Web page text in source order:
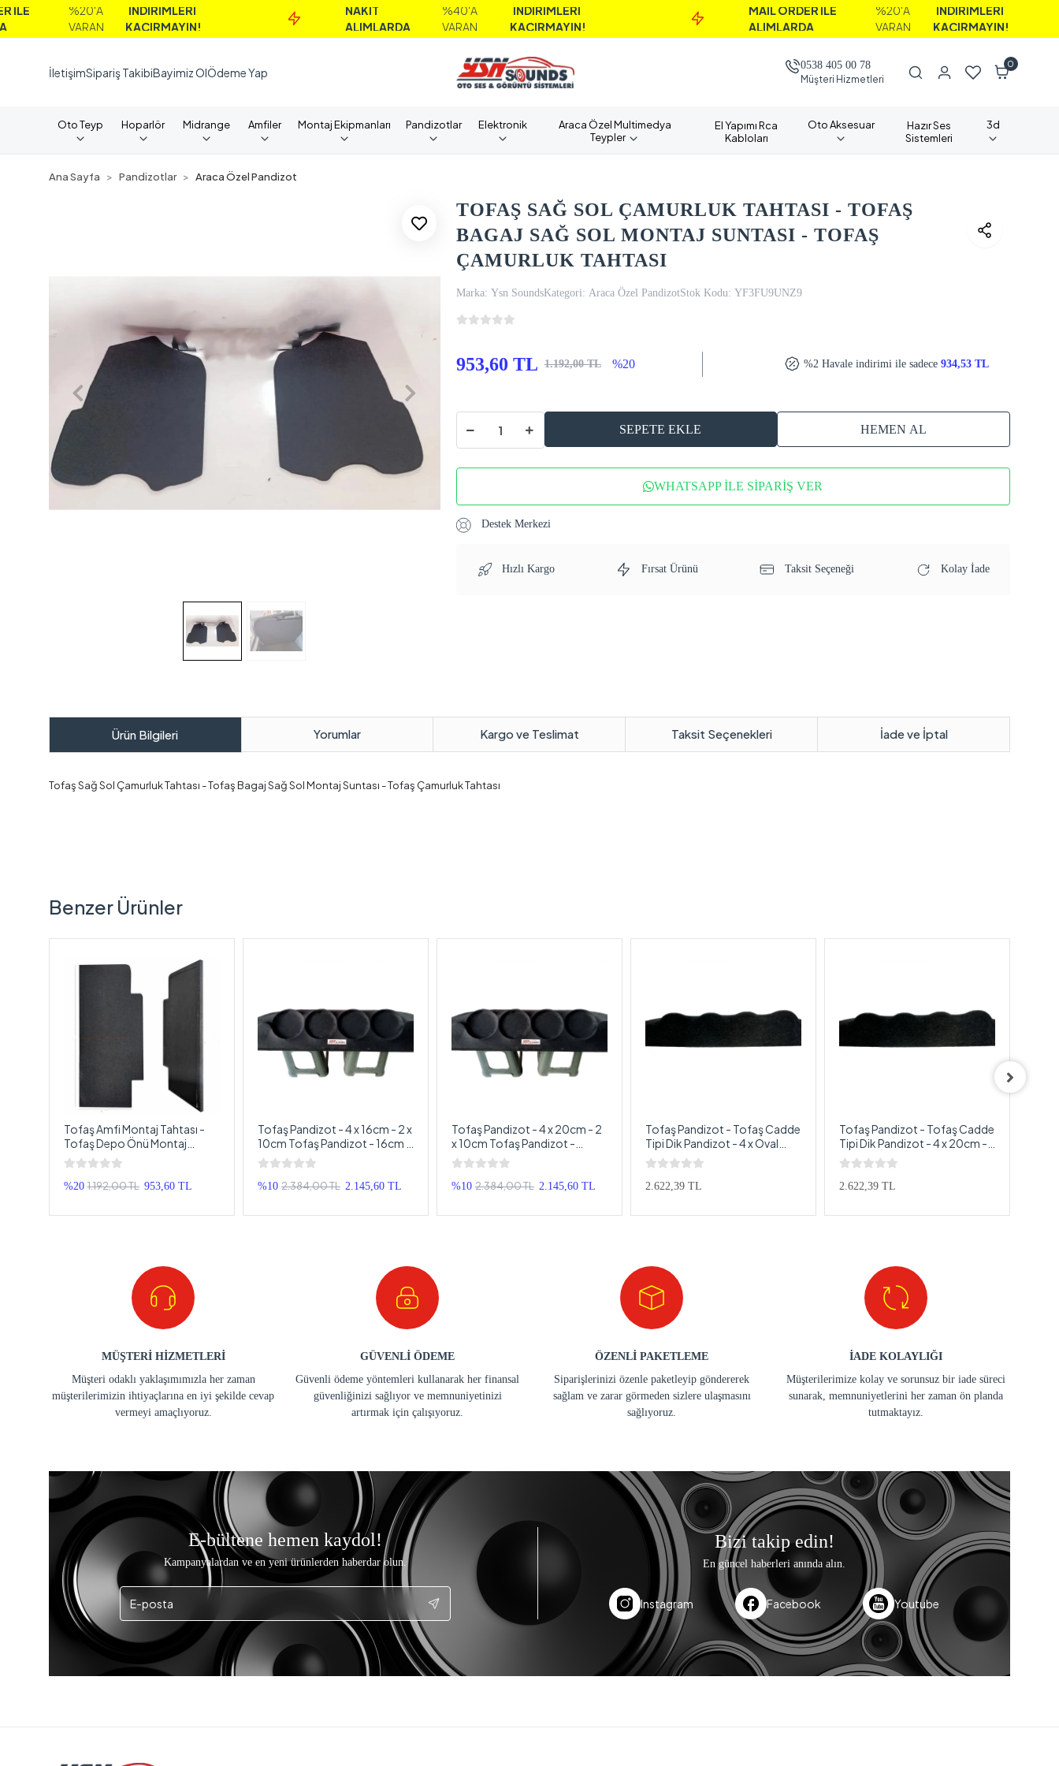
%20'A
İNDİRİMLERİ
KAÇIRMAYIN!
ALIMLARDA
VARAN
İNDİRİMLERİ
KAÇIRMAYIN!
MAİL ORDER İLE
ALIMLARDA
%20'A
İNDİRİMLERİ
KAÇIRMAYIN!
İletişimSipariş TakibiBayimiz OlÖdeme Yap
0538 405 00 78
Müşteri Hizmetleri
0
Oto Teyp Hoparlör Midrange Amfiler Montaj Ekipmanları Pandizotlar Elektronik
Araca Özel Multimedya
Teypler
El Yapımı Rca
Kabloları
Oto Aksesuar
Hazır Ses
Sistemleri
3d
Ana Sayfa Pandizotlar Araca Özel Pandizot
TOFAŞ SAĞ SOL ÇAMURLUK TAHTASI - TOFAŞ
BAGAJ SAĞ SOL MONTAJ SUNTASI - TOFAŞ
ÇAMURLUK TAHTASI
Marka: Ysn SoundsKategori: Araca Özel PandizotStok Kodu: YF3FU9UNZ9
953,60 TL 1.192,00 TL %20 %2 Havale indirimi ile sadece934,53 TL
SEPETE EKLE HEMEN AL
WHATSAPP İLE SİPARİŞ VER
Destek Merkezi
Hızlı Kargo Fırsat Ürünü Taksit Seçeneği Kolay İade
Ürün Bilgileri Yorumlar Kargo ve Teslimat Taksit Seçenekleri İade ve İptal
Tofaş Sağ Sol Çamurluk Tahtası - Tofaş Bagaj Sağ Sol Montaj Suntası - Tofaş Çamurluk Tahtası
Benzer Ürünler
Tofaş Amfi Montaj Tahtası -
Tofaş Depo Önü Montaj
Suntası - Tofaş Amfi
Sabitleme Tahtası
%20 1.192,00 TL 953,60 TL
Tofaş Pandizot - 4 x 16cm - 2 x
10cm Tofaş Pandizot - 16cm +
10cm Pandizot Tofaş
%10 2.384,00 TL 2.145,60 TL
Tofaş Pandizot - 4 x 20cm - 2
x 10cm Tofaş Pandizot -
20cm + 10cm Pandizot Tofaş
%10 2.384,00 TL 2.145,60 TL
Tofaş Pandizot - Tofaş Cadde
Tipi Dik Pandizot - 4 x Oval
Hoparlör Tofaş Cadde Tipi
Pandizot
2.622,39 TL
Tofaş Pandizot - Tofaş Cadde
Tipi Dik Pandizot - 4 x 20cm -
2 x 10cm Tofaş Cadde Tipi
Pandizot
2.622,39 TL
MÜŞTERİ HİZMETLERİ
Müşteri odaklı yaklaşımımızla her zaman
müşterilerimizin ihtiyaçlarına en iyi şekilde cevap
vermeyi amaçlıyoruz.
GÜVENLİ ÖDEME
Güvenli ödeme yöntemleri kullanarak her finansal
güvenliğinizi sağlıyor ve memnuniyetinizi
artırmak için çalışıyoruz.
ÖZENLİ PAKETLEME
Siparişlerinizi özenle paketleyip göndererek
sağlam ve zarar görmeden sizlere ulaşmasını
sağlıyoruz.
İADE KOLAYLIĞI
Müşterilerimize kolay ve sorunsuz bir iade süreci
sunarak, memnuniyetlerini her zaman ön planda
tutmaktayız.
E-bültene hemen kaydol!
Kampanyalardan ve en yeni ürünlerden haberdar olun.
Bizi takip edin!
En güncel haberleri anında alın.
Instagram Facebook Youtube